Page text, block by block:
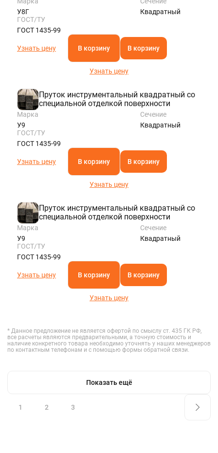
У8Г
Квадратный
ГОСТ/ТУ
ГОСТ 1435-99
Узнать цену В корзину В корзину
Узнать цену
Пруток инструментальный квадратный со
специальной отделкой поверхности
Марка
У9
Сечение
Квадратный
ГОСТ/ТУ
ГОСТ 1435-99
Узнать цену В корзину В корзину
Узнать цену
Пруток инструментальный квадратный со
специальной отделкой поверхности
Марка
У9
Сечение
Квадратный
ГОСТ/ТУ
ГОСТ 1435-99
Узнать цену В корзину В корзину
Узнать цену
* Данное предложение не является офертой по смыслу ст. 435 ГК РФ,
все расчеты являются предварительными, а точную стоимость и
наличие конкретного товара необходимо уточнять у наших менеджеров
по контактным телефонам и с помощью формы обратной связи.
Показать ещё
1 2 3